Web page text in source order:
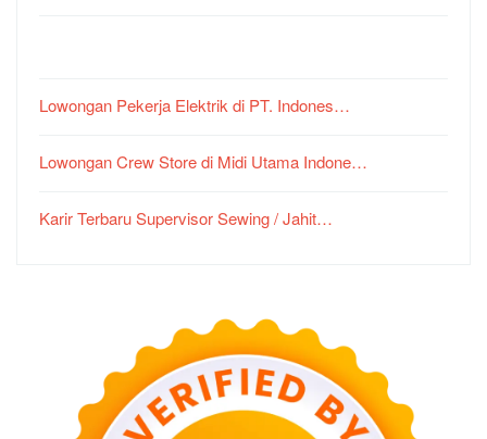
Lowongan Pekerja Elektrik di PT. Indones…
Lowongan Crew Store di Midi Utama Indone…
Karir Terbaru Supervisor Sewing / Jahit…